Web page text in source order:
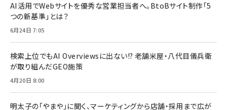
AI活用でWebサイトを優秀な営業担当者へ。BtoBサイト制作「5
つの新基準」とは？
6月24日 7:05
検索上位でもAI Overviewsに出ない!? 老舗米屋・八代目儀兵衛
が取り組んだGEO施策
4月20日 8:00
明太子の「やまや」に聞く、マーケティングから店舗・採用まで広が